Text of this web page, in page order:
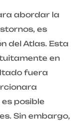
abordar la
es
del Atlas. Esta
en
fuera
posible
Sin embargo,